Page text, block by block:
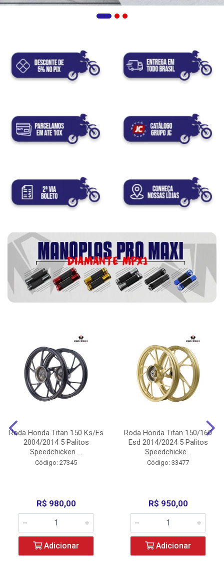
Roda Honda Titan 150 Ks/Es
2004/2014 5 Palitos
Speedchicken ...
Código: 27345
R$ 980,00
Adicionar
Roda Honda Titan 150/160
Esd 2014/2024 5 Palitos
Speedchicke...
Código: 33477
R$ 950,00
Adicionar